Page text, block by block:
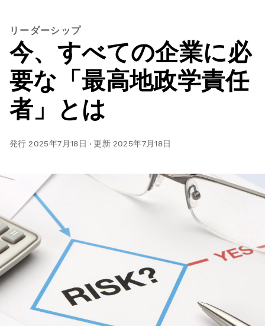
リーダーシップ
今、すべての企業に必
要な「最高地政学責任
者」とは
発行2025年7月18日 ·更新 2025年7月18日